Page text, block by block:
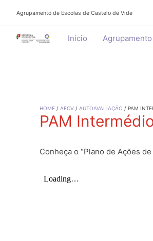
Agrupamento de Escolas de Castelo de Vide
Início Agrupamento
HOME AECV AUTOAVALIAÇÃO PAM
PAM
Conheça o “Plano de Ações